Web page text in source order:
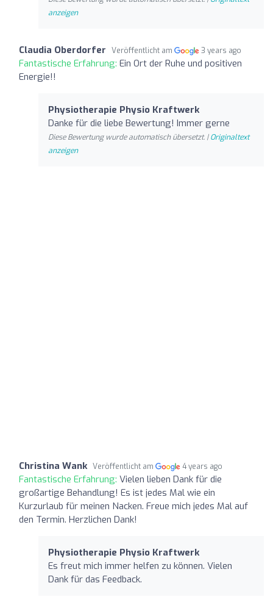
anzeigen
Claudia Oberdorfer Veröffentlicht am 3 years ago
Fantastische Erfahrung: Ein Ort der Ruhe und positiven
Energie!!
Physiotherapie Physio Kraftwerk
Danke für die liebe Bewertung! Immer gerne
Diese Bewertung wurde automatisch übersetzt. |Originaltext
anzeigen
Christina Wank Veröffentlicht am 4 years ago
Fantastische Erfahrung: Vielen lieben Dank für die
großartige Behandlung! Es ist jedes Mal wie ein
Kurzurlaub für meinen Nacken. Freue mich jedes Mal auf
den Termin. Herzlichen Dank!
Physiotherapie Physio Kraftwerk
Es freut mich immer helfen zu können. Vielen
Dank für das Feedback.